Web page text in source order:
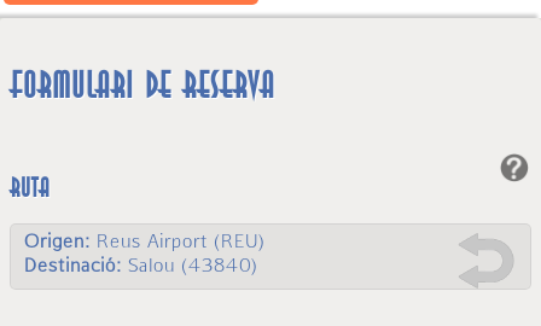
Formulari de reserva
Ruta
Origen: Reus Airport (REU)
Destinació: Salou (43840)